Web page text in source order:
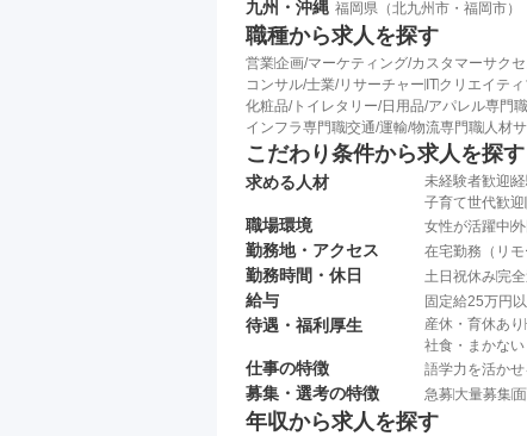
九州・沖縄 福岡県 （北九州市 ・ 福岡市）
職種から求人を探す
営業企画/マーケティング/カスタマーサクセ
コンサル/士業/リサーチャー ITクリエイテ
化粧品/トイレタリー/日用品/アパレル専門職
インフラ専門職交通/運輸/物流専門職 人材
こだわり条件から求人を探す
求める人材 未経験者歓迎
子育て世代歓迎
職場環境 女性が活躍中
勤務地・アクセス 在宅勤務（リ
勤務時間・休日 土日祝休み完
給与 固定給25万円
待遇・福利厚生 産休・育休あり
社食・まかな
仕事の特徴 語学力を活かせ
募集・選考の特徴 急募 大量募集
年収から求人を探す